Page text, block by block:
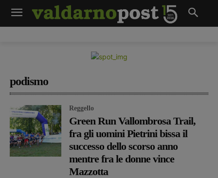
podismo
Reggello
Green Run Vallombrosa Trail,
fra gli uomini Pietrini bissa il
successo dello scorso anno
mentre fra le donne vince
Mazzotta